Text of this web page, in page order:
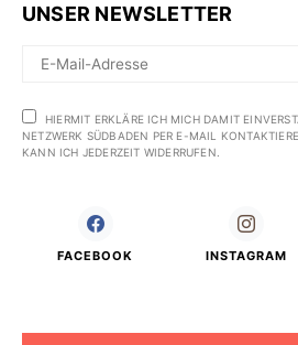
UNSER NEWSLETTER
HIERMIT ERKLÄRE ICH MICH DAMIT
NETZWERK SÜDBADEN PER E-MAIL
KANN ICH JEDERZEIT WIDERRUFEN.
FACEBOOK INSTAGRAM